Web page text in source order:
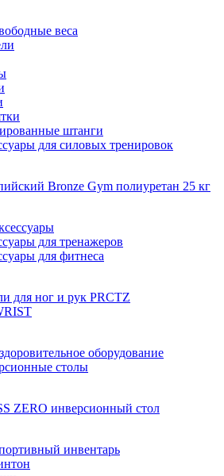
веса
штанги
для силовых тренировок
Bronze Gym полиуретан 25 кг
для тренажеров
для фитнеса
для ног и рук PRCTZ
оборудование
столы
ZERO инверсионный стол
инвентарь